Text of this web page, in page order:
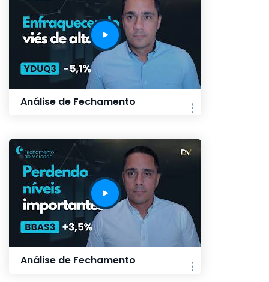
Análise de Fechamento
Análise de Fechamento